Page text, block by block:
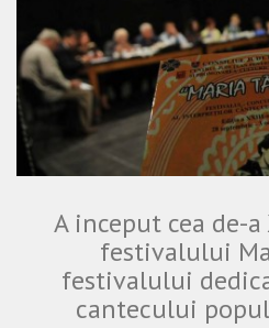
A inceput cea de-
festivalului
festivalului
cantecului